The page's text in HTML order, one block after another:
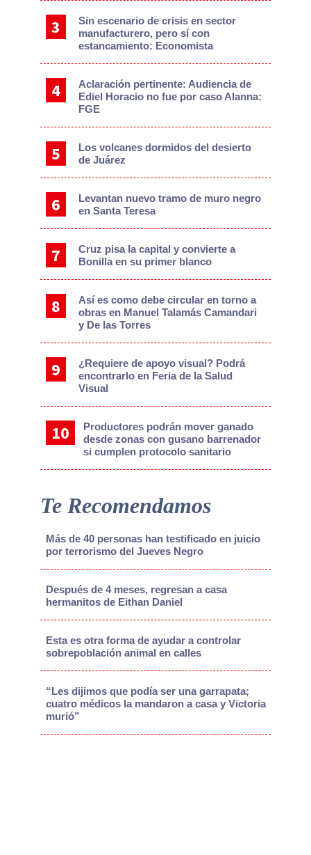
Sin escenario de crisis en sector
manufacturero, pero sí con
estancamiento: Economista
Aclaración pertinente: Audiencia de
Ediel Horacio no fue por caso Alanna:
FGE
Los volcanes dormidos del desierto
de Juárez
Levantan nuevo tramo de muro negro
en Santa Teresa
Cruz pisa la capital y convierte a
Bonilla en su primer blanco
Así es como debe circular en torno a
obras en Manuel Talamás Camandari
y De las Torres
¿Requiere de apoyo visual? Podrá
encontrarlo en Feria de la Salud
Visual
Productores podrán mover ganado
desde zonas con gusano barrenador
si cumplen protocolo sanitario
Te Recomendamos
Más de 40 personas han testificado en juicio
por terrorismo del Jueves Negro
Después de 4 meses, regresan a casa
hermanitos de Eithan Daniel
Esta es otra forma de ayudar a controlar
sobrepoblación animal en calles
“Les dijimos que podía ser una garrapata;
cuatro médicos la mandaron a casa y Victoria
murió”